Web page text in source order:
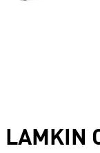
LAMKIN